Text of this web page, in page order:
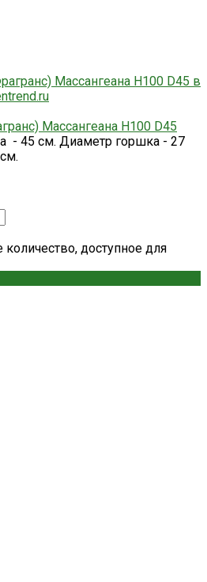
Массангеана H100 D45
- 45 см. Диаметр горшка - 27
доступное для